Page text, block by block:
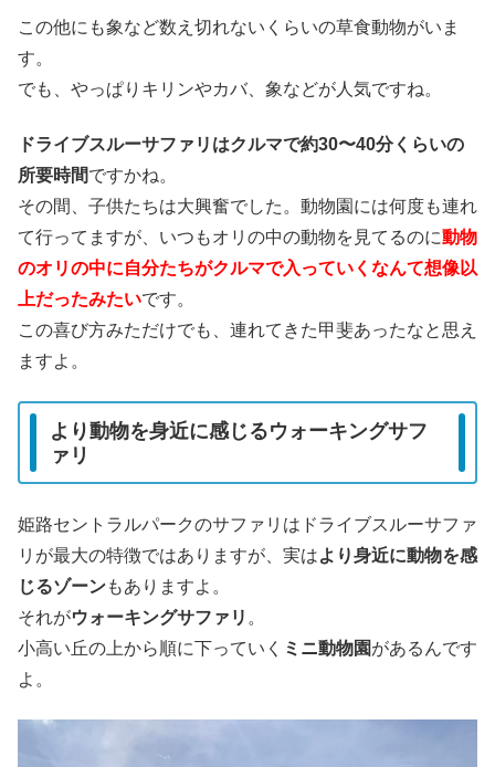
この他にも象など数え切れないくらいの草食動物がいま
す。
でも、やっぱりキリンやカバ、象などが人気ですね。
ドライブスルーサファリはクルマで約30〜40分くらいの
所要時間ですかね。
その間、子供たちは大興奮でした。動物園には何度も連れ
て行ってますが、いつもオリの中の動物を見てるのに動物
のオリの中に自分たちがクルマで入っていくなんて想像以
上だったみたいです。
この喜び方みただけでも、連れてきた甲斐あったなと思え
ますよ。
より動物を身近に感じるウォーキングサフ
ァリ
姫路セントラルパークのサファリはドライブスルーサファ
リが最大の特徴ではありますが、実はより身近に動物を感
じるゾーンもありますよ。
それがウォーキングサファリ 。
小高い丘の上から順に下っていく ミニ動物園があるんです
よ。